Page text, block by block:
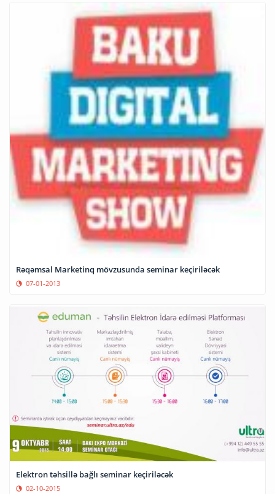
Rəqəmsal Marketinq mövzusunda seminar keçiriləcək
07-01-2013
Elektron təhsillə bağlı seminar keçiriləcək
02-10-2015